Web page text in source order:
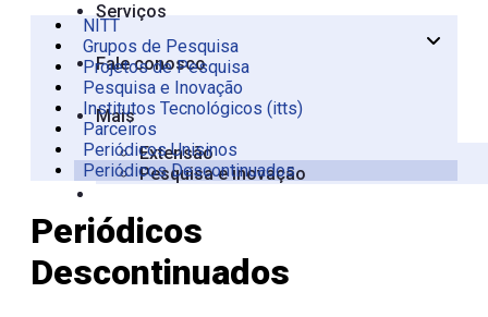
Serviços
Fale conosco
Mais
Extensão
Pesquisa e inovação
NITT
Apresentação
Oportunidades de Pesquisa,
Desenvolvimento e Inovação
Propriedade intelectual
Grupos de Pesquisa
Projetos de Pesquisa
Pesquisa e Inovação
Institutos Tecnológicos (itts)
Parceiros
Periódicos Unisinos
Periódicos Descontinuados
Periódicos
Descontinuados